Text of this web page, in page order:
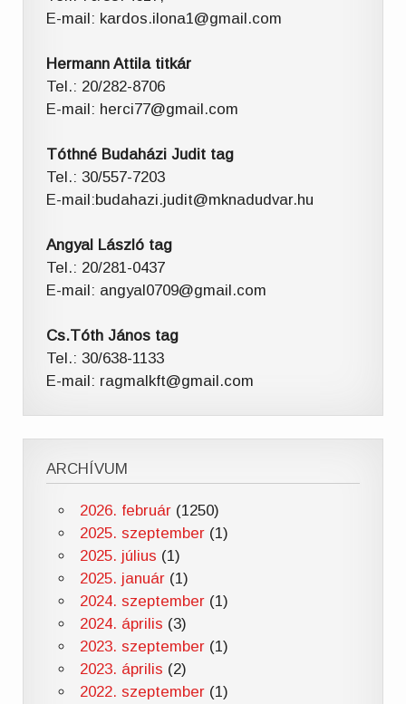
E-mail: kardos.ilona1@gmail.com
Hermann Attila titkár
Tel.: 20/282-8706
E-mail: herci77@gmail.com
Tóthné Budaházi Judit tag
Tel.: 30/557-7203
E-mail:budahazi.judit@mknadudvar.hu
Angyal László tag
Tel.: 20/281-0437
E-mail: angyal0709@gmail.com
Cs.Tóth János tag
Tel.: 30/638-1133
E-mail: ragmalkft@gmail.com
ARCHÍVUM
2026. február(1250)
2025. szeptember(1)
2025. július (1)
2025. január(1)
2024. szeptember(1)
2024. április (3)
2023. szeptember(1)
2023. április (2)
2022. szeptember(1)